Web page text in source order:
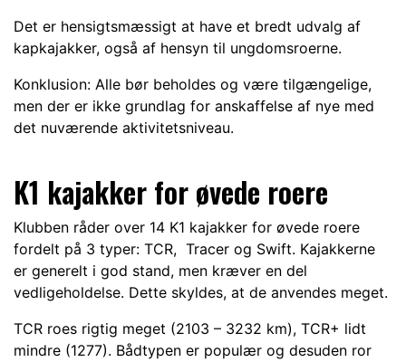
Det er hensigtsmæssigt at have et bredt udvalg af
kapkajakker, også af hensyn til ungdomsroerne.
Konklusion: Alle bør beholdes og være tilgængelige,
men der er ikke grundlag for anskaffelse af nye med
det nuværende aktivitetsniveau.
K1 kajakker for øvede roere
Klubben råder over 14 K1 kajakker for øvede roere
fordelt på 3 typer: TCR, Tracer og Swift. Kajakkerne
er generelt i god stand, men kræver en del
vedligeholdelse. Dette skyldes, at de anvendes meget.
TCR roes rigtig meget (2103 – 3232 km), TCR+ lidt
mindre (1277). Bådtypen er populær og desuden ror